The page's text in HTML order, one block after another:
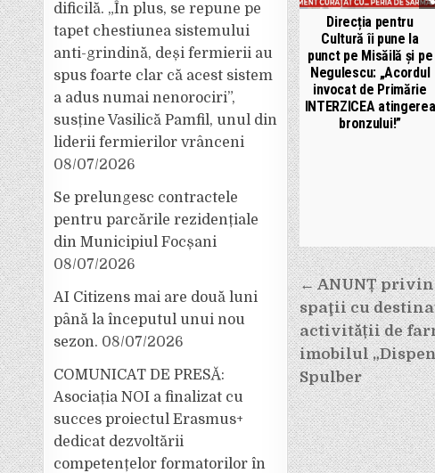
Direcția pentru
Cultură îi pune la
punct pe Misăilă și pe
Negulescu: „Acordul
invocat de Primărie
INTERZICEA atingerea
bronzului!”
Navigare
în
articole
← ANUNȚ
spaţii cu
activității de
imobilul
Spulber
dificilă. „În plus, se repune pe
tapet chestiunea sistemului
anti-grindină, deși fermierii au
spus foarte clar că acest sistem
a adus numai nenorociri”,
susține Vasilică Pamfil, unul din
liderii fermierilor vrânceni
08/07/2026
Se prelungesc contractele
pentru parcările rezidențiale
din Municipiul Focșani
08/07/2026
AI Citizens mai are două luni
până la începutul unui nou
sezon. 08/07/2026
COMUNICAT DE PRESĂ:
Asociația NOI a finalizat cu
succes proiectul Erasmus+
dedicat dezvoltării
competențelor formatorilor în